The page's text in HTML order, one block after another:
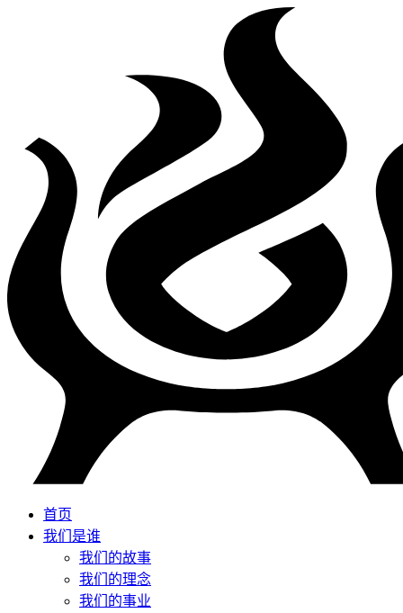
首页
我们是谁
我们的故事
我们的理念
我们的事业